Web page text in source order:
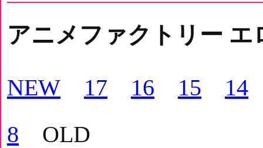
アニメファクトリー
NEW
17 16 15
14
8 OLD